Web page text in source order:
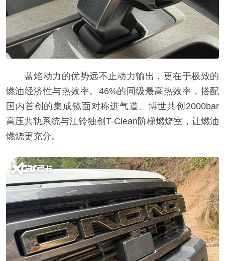
蓝焰动力的优势远不止动力输出，更在于极致的
燃油经济性与热效率。46%的同级最高热效率，搭配
国内首创的集成镜面对称进气道、博世共创2000bar
高压共轨系统与江铃独创T-Clean阶梯燃烧室，让燃油
燃烧更充分。